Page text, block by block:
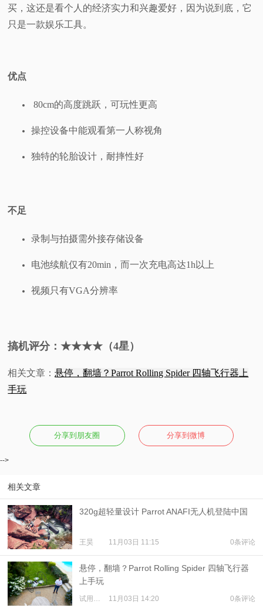
买，这还是看个人的经济实力和兴趣爱好，因为说到底，它
只是一款娱乐工具。
优点
80cm的高度跳跃，可玩性更高
操控设备中能观看第一人称视角
独特的轮胎设计，耐摔性好
不足
录制与拍摄需外接存储设备
电池续航仅有20min，而一次充电高达1h以上
视频只有VGA分辨率
搞机评分：★★★★（4星）
相关文章：悬停，翻墙？Parrot Rolling Spider 四轴飞行器上
手玩
分享到朋友圈 分享到微博
-->
相关文章
320g超轻量设计 Parrot ANAFI无人机登陆中国
王昊 11月03日 11:15 0条评论
悬停，翻墙？Parrot Rolling Spider 四轴飞行器
上手玩
11月03日 14:20 0条评论